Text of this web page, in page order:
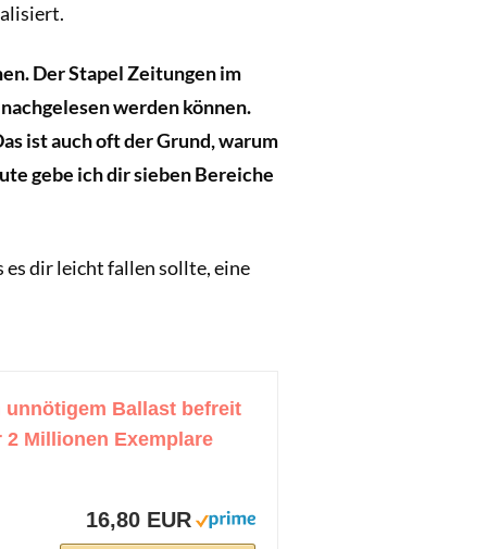
Der Stapel Zeitungen im
werden können.
ist auch oft der Grund, warum
gebe ich dir sieben Bereiche
dir leicht fallen sollte, eine
unnötigem Ballast befreit
2 Millionen Exemplare
16,80 EUR